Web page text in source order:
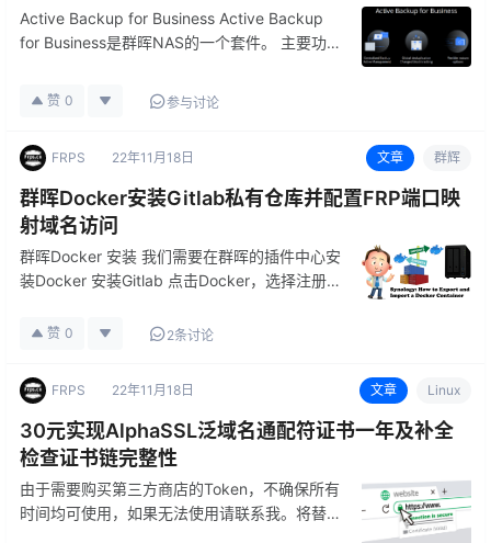
Active Backup for Business Active Backup
for Business是群晖NAS的一个套件。 主要功
SMB/rsync文件服务器以及VMware…
赞 0 参与讨论
FRPS 22年11月18日 文章 群辉
群晖Docker安装Gitlab私有仓库并配置FRP端口映
射域名访问
群晖Docker 安装 我们需要在群晖的插件中心安
装Docker 安装Gitlab 点击Docker，选择注册表
了 接下来我们找到需要运行的容器 网络这里默
赞 0 2条讨论
FRPS 22年11月18日 文章 Linux
30元实现AlphaSSL泛域名通配符证书一年及补全
检查证书链完整性
由于需要购买第三方商店的Token，不确保所有
时间均可使用，如果无法使用请联系我。将替换